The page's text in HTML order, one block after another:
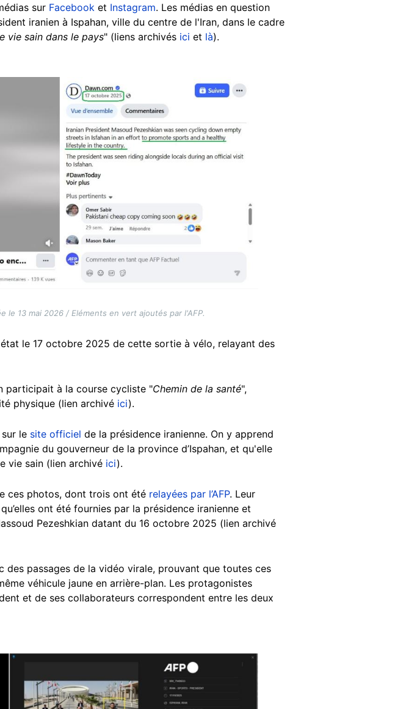
sur Facebook et Instagram. Les médias en question
iranien à Ispahan, ville du centre de l'Iran, dans le cadre
vie sain dans le pays" (liens archivés ici et là).
le 13 mai 2026 / Eléments en vert ajoutés par l'AFP.
le 17 octobre 2025 de cette sortie à vélo, relayant des
participait à la course cycliste "Chemin de la santé",
physique (lien archivé ici).
le site officiel de la présidence iranienne. On y apprend
du gouverneur de la province d’Ispahan, et qu'elle
vie sain (lien archivé ici).
ces photos, dont trois ont été relayées par l’AFP. Leur
ont été fournies par la présidence iranienne et
Pezeshkian datant du 16 octobre 2025 (lien archivé
des passages de la vidéo virale, prouvant que toutes ces
véhicule jaune en arrière-plan. Les protagonistes
et de ses collaborateurs correspondent entre les deux